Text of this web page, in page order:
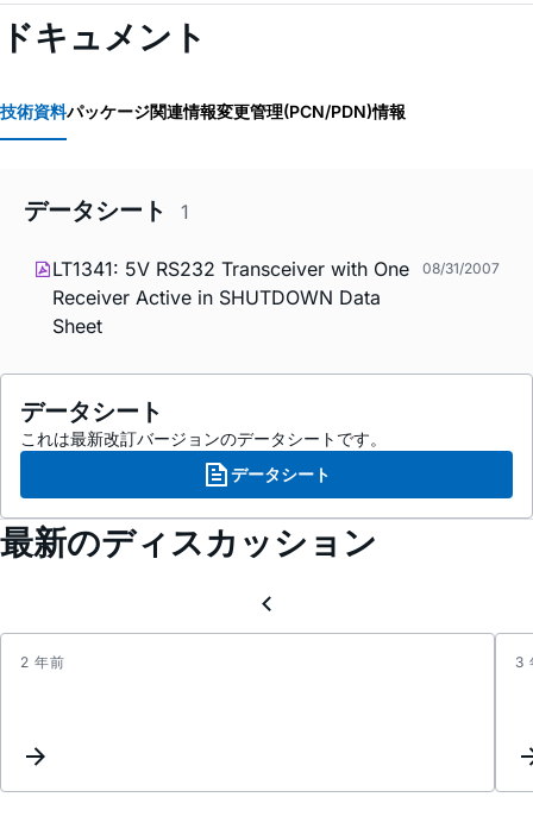
ドキュメント
技術資料パッケージ関連情報変更管理(PCN/PDN)情報
データシート 1
LT1341: 5V RS232 Transceiver with One
Receiver Active in SHUTDOWN Data
Sheet
08/31/2007
データシート
これは最新改訂バージョンのデータシートです。
データシート
最新のディスカッション
2 年前 3